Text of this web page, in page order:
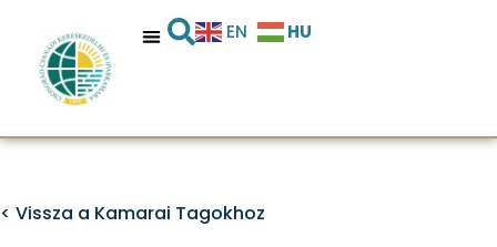
EN HU
< Vissza a Kamarai Tagokhoz